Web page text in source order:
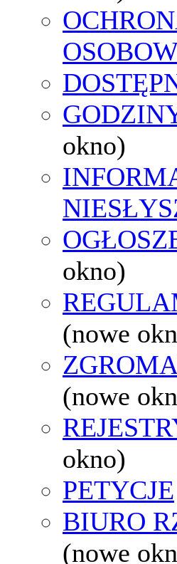
okno)
okno)
(nowe
(nowe
okno)
PETYCJE
BIURO
(nowe